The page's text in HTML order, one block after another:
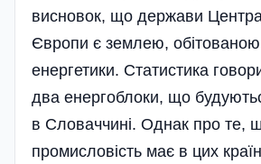
висновок, що держави
Європи є землею,
енергетики. Статистика
два енергоблоки, що
в Словаччині. Однак про те,
промисловість має в цих